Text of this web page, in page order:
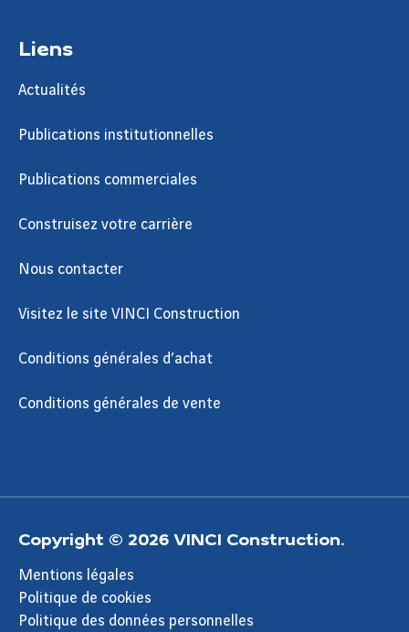
Liens
Actualités
Publications institutionnelles
Publications commerciales
Construisez votre carrière
Nous contacter
Visitez le site VINCI Construction
Conditions générales d’achat
Conditions générales de vente
Copyright © 2026 VINCI Construction.
Mentions légales
Politique de cookies
Politique des données personnelles